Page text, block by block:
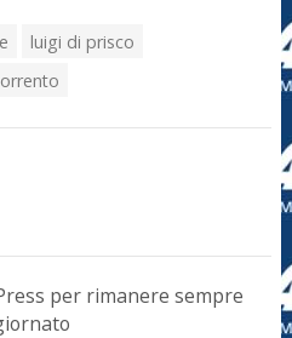
luigi di prisco
per rimanere sempre